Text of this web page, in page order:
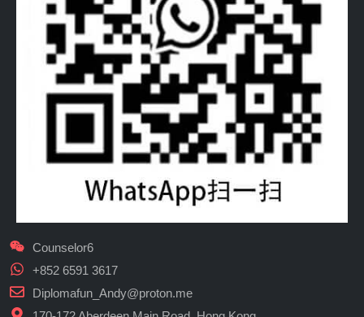
Counselor6
+852 6591 3617
Diplomafun_Andy@proton.me